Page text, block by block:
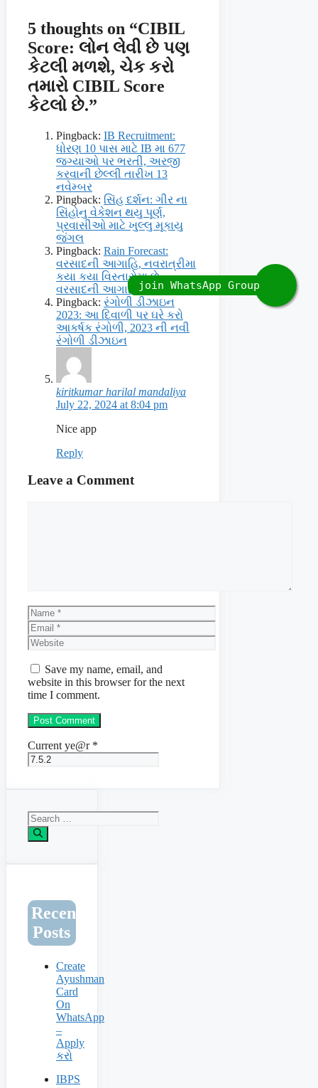
5 thoughts on “CIBIL
Score: લોન લેવી છે પણ
કેટલી મળશે, ચેક કરો
તમારો CIBIL Score
કેટલો છે.”
Pingback: IB Recruitment:
ધોરણ 10 પાસ માટે IB મા 677
જગ્યાઓ પર ભરતી, અરજી
કરવાની છેલ્લી તારીખ 13
નવેમ્બર
Pingback: સિંહ દર્શન: ગીર ના
સિંહોનુ વેકેશન થયુ પૂર્ણ,
પ્રવાસીઓ માટે ખુલ્લુ મૂકાયુ
જંગલ
Pingback: Rain Forecast:
વરસાદની આગાહિ, નવરાત્રીમા
કયા કયા વિસ્તારોમા છે
વરસાદની આગાહિ
Pingback: રંગોળી ડીઝાઇન
2023: આ દિવાળી પર ઘરે કરો
આકર્ષક રંગોળી, 2023 ની નવી
રંગોળી ડીઝાઇન
kiritkumar harilal mandaliya
July 22, 2024 at 8:04 pm
Nice app
Reply
Leave a Comment
Name
Email
Website
Save my name, email, and
website in this browser for the next
time I comment.
Current ye@r *
Search
for:
Recent
Posts
Create
Ayushman
Card
On
WhatsApp
–
Apply
કરો
IBPS